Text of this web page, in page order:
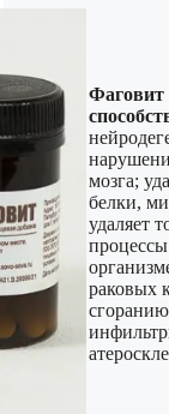
Фаговит
мозга;
белки,
удаляет
раковых